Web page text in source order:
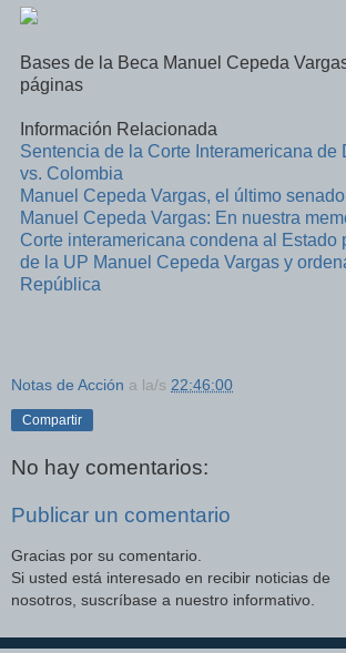
Bases de la Beca Manuel Cepeda
páginas
Información Relacionada
Sentencia de la Corte Interamericana
vs. Colombia
Manuel Cepeda Vargas, el último
Manuel Cepeda Vargas: En nuestra
Corte interamericana condena al
de la UP Manuel Cepeda Vargas y
República
Notas de Acción a la/s 22:46:00
Compartir
No hay comentarios:
Publicar un comentario
Gracias por su comentario.
Si usted está interesado en recibir noticias de
nosotros, suscríbase a nuestro informativo.